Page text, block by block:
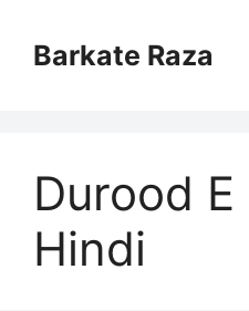
contentBarkate Raza
Durood
Hindi